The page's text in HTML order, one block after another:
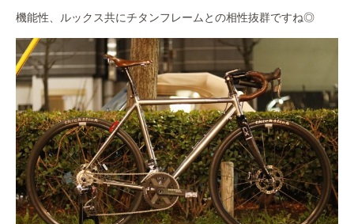
機能性、ルックス共にチタンフレームとの相性抜群ですね◎